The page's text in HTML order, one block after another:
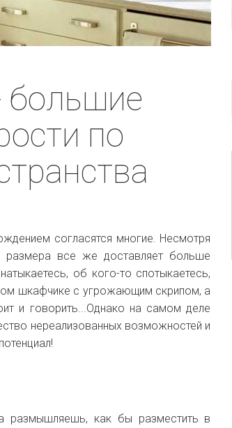
большие
по
согласятся многие. Несмотря
все же доставляет больше
об кого-то спотыкаетесь,
шкафчике с угрожающим скрипом, а
и говорить...Однако на самом деле
нереализованных возможностей и
размышляешь, как бы разместить в